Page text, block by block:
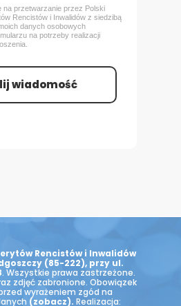
na przetwarzanie przez Polski
Rencistów i Inwalidów z siedzibą
danych osobowych
na potrzeby realizacji
wiadomość
Rencistów i Inwalidów
(85-222), przy ul.
. Wszystkie prawa zastrzeżone.
zdjęć zabronione. Obowiązek
wyrażeniem zgód na
(zobacz). Realizacja: